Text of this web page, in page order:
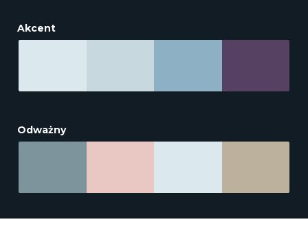
Akcent
Odważny